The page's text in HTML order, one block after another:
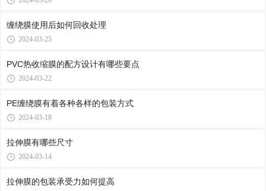
缠绕膜使用后如何回收处理
2024-03-25
PVC热收缩膜的配方设计有哪些要点
2024-03-22
PE缠绕膜有着各种各样的包装方式
2024-03-18
拉伸膜有哪些尺寸
2024-03-14
拉伸膜的包装承受力如何提高